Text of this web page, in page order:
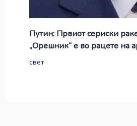
Путин: Првиот сериски
„Орешник“ е во рацете на
свет